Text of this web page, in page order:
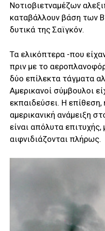
Νοτιοβιετναμέζων
καταβάλλουν βάση των
δυτικά της Σαϊγκόν.
Τα ελικόπτερα -που
πριν με το
δύο επίλεκτα τάγματα
Αμερικανοί σύμβουλοι
εκπαιδεύσει. Η
αμερικανική ανάμειξη
είναι απόλυτα
αιφνιδιάζονται πλήρως.